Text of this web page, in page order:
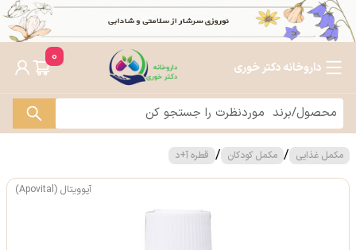
داروخانه دکتر خوری
0
مکمل غذایی / مکمل کودکان / قطره آ+د
آپوویتال (Apovital)